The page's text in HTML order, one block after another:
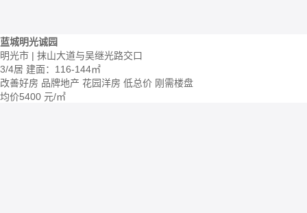
蓝城明光诚园
明光市 | 抹山大道与吴继光路交口
3/4居 建面：116-144㎡
改善好房 品牌地产 花园洋房 低总价 刚需楼盘
均价5400 元/㎡